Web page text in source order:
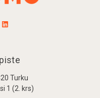
Turku
1 (2. krs)